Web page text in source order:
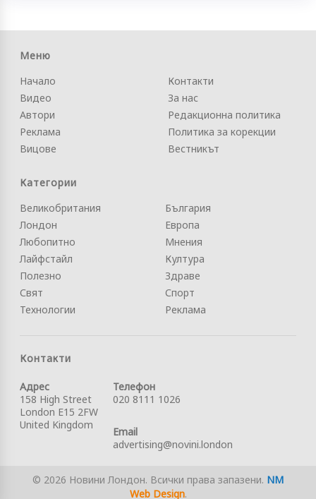
Меню
Начало
Видео
Автори
Реклама
Вицове
Контакти
За нас
Редакционна политика
Политика за корекции
Вестникът
Категории
Великобритания
Лондон
Любопитно
Лайфстайл
Полезно
Свят
Технологии
България
Европа
Мнения
Култура
Здраве
Спорт
Реклама
Контакти
Адрес
158 High Street
London E15 2FW
United Kingdom
Телефон
020 8111 1026
Email
advertising@novini.london
© 2026 Новини Лондон. Всички права запазени. NM
Web Design.